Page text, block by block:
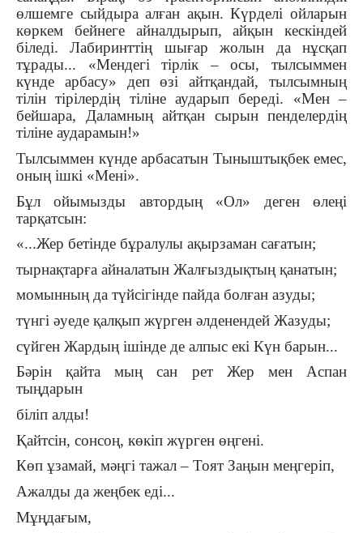
өлшемге сыйдыра алған ақын. Күрделі ойларын
көркем бейнеге айналдырып, айқын кескіндей
біледі. Лабиринттің шығар жолын да нұсқап
тұрады... «Мендегі тірлік – осы, тылсыммен
күнде арбасу» деп өзі айтқандай, тылсымның
тілін тірілердің тіліне аударып береді. «Мен –
бейшара, Даламның айтқан сырын пенделердің
тіліне аударамын!»
Тылсыммен күнде арбасатын Тыныштықбек емес,
оның ішкі «Мені».
Бұл ойымызды автордың «Ол» деген өлеңі
тарқатсын:
«...Жер бетінде бұралулы ақырзаман сағатын;
тырнақтарға айналатын Жалғыздықтың қанатын;
момынның да түйсігінде пайда болған азуды;
түнгі әуеде қалқып жүрген әлденендей Жазуды;
сүйген Жардың ішінде де алпыс екі Күн барын...
Бәрін қайта мың сан рет Жер мен Аспан
тыңдарын
біліп алды!
Қайтсін, сонсоң, көкіп жүрген өңгені.
Көп ұзамай, мәңгі тажал – Тоят Заңын меңгеріп,
Ажалды да жеңбек еді...
Мұңдағым,